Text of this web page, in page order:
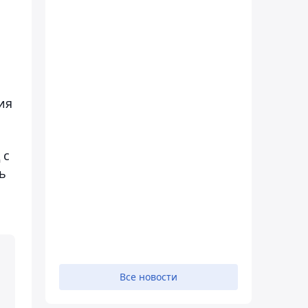
Все новости